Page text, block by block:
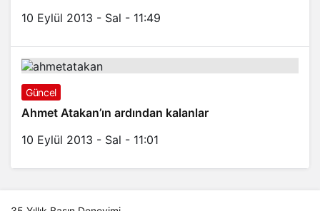
10 Eylül 2013 - Sal - 11:49
Güncel
Ahmet Atakan’ın ardından kalanlar
10 Eylül 2013 - Sal - 11:01